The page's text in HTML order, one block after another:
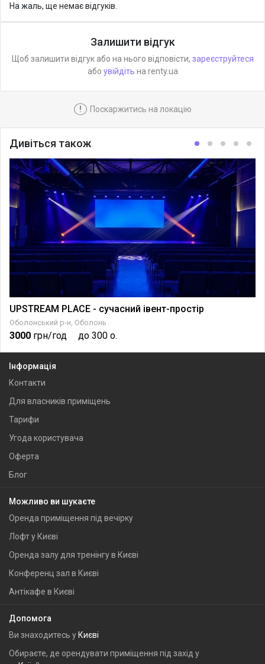
На жаль, ще немає відгуків.
Залишити відгук
Щоб залишити відгук або на нього відповісти, зареєструйтеся
або увійдіть на renty.ua
! Поскаржитись на локацію
Дивіться також
UPSTREAM PLACE - сучасний івент-простір
Оболонський р-н, Оболонь
3000 грн/год до 300 о.
Інформація
Контакти
Для власників приміщень
Тарифи
Угода користувача
Оферта
Блог
Можливо ви шукаєте
Оренда приміщення під вечірку
Лофт у Києві
Оренда залу для тренінгу в Києві
Конференц зал в Києві
Антікафе в Києві
Допомога
Ви знаходитесь у Києві
Обираєте, де орендувати приміщення під захід у